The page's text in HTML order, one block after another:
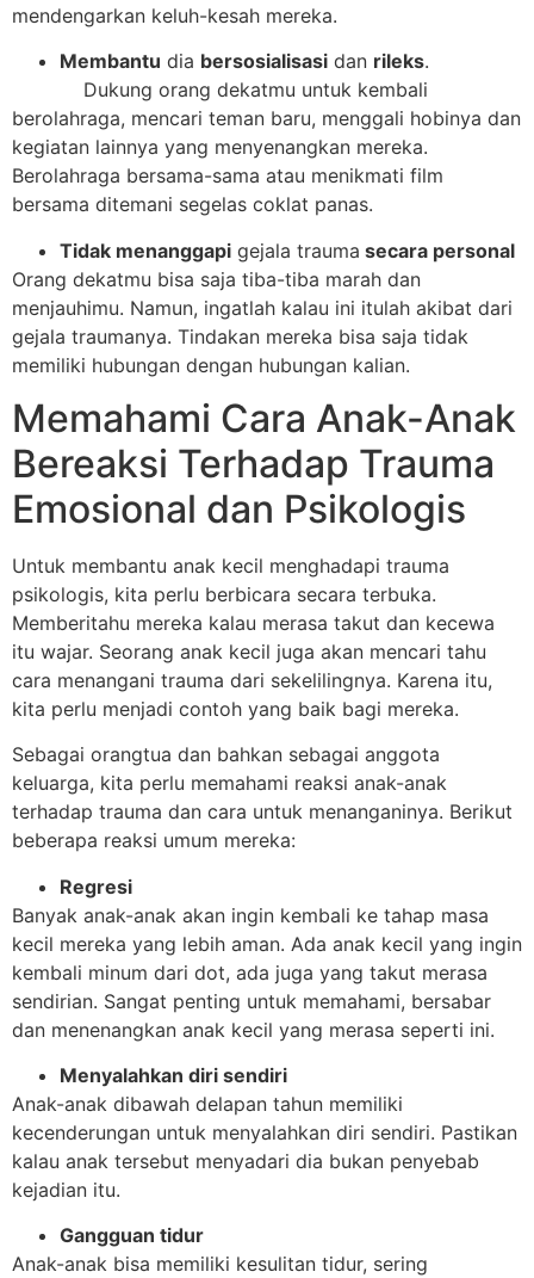
mendengarkan keluh-kesah mereka.
Membantu dia bersosialisasi dan rileks.
Dukung orang dekatmu untuk kembali
berolahraga, mencari teman baru, menggali hobinya dan
kegiatan lainnya yang menyenangkan mereka.
Berolahraga bersama-sama atau menikmati film
bersama ditemani segelas coklat panas.
Tidak menanggapi gejala trauma secara personal
Orang dekatmu bisa saja tiba-tiba marah dan
menjauhimu. Namun, ingatlah kalau ini itulah akibat dari
gejala traumanya. Tindakan mereka bisa saja tidak
memiliki hubungan dengan hubungan kalian.
Memahami Cara Anak-Anak
Bereaksi Terhadap Trauma
Emosional dan Psikologis
Untuk membantu anak kecil menghadapi trauma
psikologis, kita perlu berbicara secara terbuka.
Memberitahu mereka kalau merasa takut dan kecewa
itu wajar. Seorang anak kecil juga akan mencari tahu
cara menangani trauma dari sekelilingnya. Karena itu,
kita perlu menjadi contoh yang baik bagi mereka.
Sebagai orangtua dan bahkan sebagai anggota
keluarga, kita perlu memahami reaksi anak-anak
terhadap trauma dan cara untuk menanganinya. Berikut
beberapa reaksi umum mereka:
Regresi
Banyak anak-anak akan ingin kembali ke tahap masa
kecil mereka yang lebih aman. Ada anak kecil yang ingin
kembali minum dari dot, ada juga yang takut merasa
sendirian. Sangat penting untuk memahami, bersabar
dan menenangkan anak kecil yang merasa seperti ini.
Menyalahkan diri sendiri
Anak-anak dibawah delapan tahun memiliki
kecenderungan untuk menyalahkan diri sendiri. Pastikan
kalau anak tersebut menyadari dia bukan penyebab
kejadian itu.
Gangguan tidur
Anak-anak bisa memiliki kesulitan tidur, sering